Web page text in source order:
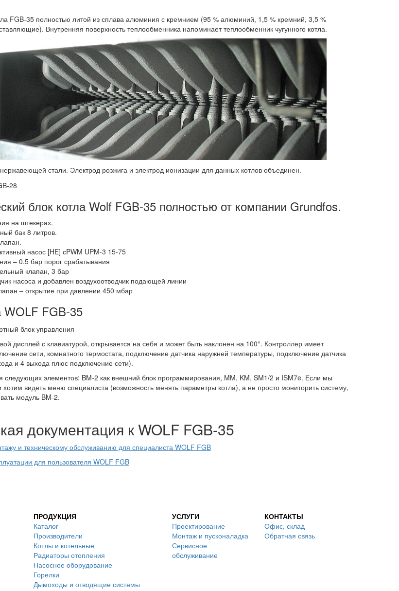
FGB-35 полностью литой из сплава алюминия с кремнием (95 % алюминий, 1,5 % кремний, 3,5 %
Внутренняя поверхность теплообменника напоминает теплообменник чугунного котла.
стали. Электрод розжига и электрод ионизации для данных котлов объединен.
блок котла Wolf FGB-35 полностью от компании Grundfos.
на штекерах.
бак 8 литров.
насос [HE] сPWM UPM-3 15-75
– 0.5 бар порог срабатывания
клапан, 3 бар
насоса и добавлен воздухоотводчик подающей линии
– открытие при давлении 450 мбар
WOLF FGB-35
дисплей с клавиатурой, открывается на себя и может быть наклонен на 100°. Контроллер имеет
сети, комнатного термостата, подключение датчика наружней температуры, подключение датчика
и 4 выхода плюс подключение сети).
следующих элементов: BM-2 как внешний блок программирования, MM, KM, SM1/2 и ISM7e. Если мы
видеть меню специалиста (возможность менять параметры котла), а не просто мониторить систему,
модуль BM-2.
документация к WOLF FGB-35
и техническому обслуживанию для специалиста WOLF FGB
для пользователя WOLF FGB
ПРОДУКЦИЯ
Каталог
Производители
Котлы и котельные
Радиаторы отопления
Насосное оборудование
Горелки
Дымоходы и отводящие системы
УСЛУГИ
Проектирование
Монтаж и пусконаладка
Сервисное
обслуживание
КОНТАКТЫ
Офис, склад
Обратная связь